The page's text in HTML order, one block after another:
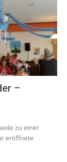
–
zu einer
eröffnete